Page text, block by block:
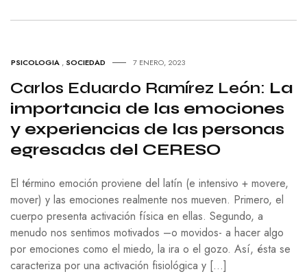
PSICOLOGIA , SOCIEDAD 7 ENERO, 2023
Carlos Eduardo Ramírez León: La
importancia de las emociones
y experiencias de las personas
egresadas del CERESO
El término emoción proviene del latín (e intensivo + movere,
mover) y las emociones realmente nos mueven. Primero, el
cuerpo presenta activación física en ellas. Segundo, a
menudo nos sentimos motivados –o movidos- a hacer algo
por emociones como el miedo, la ira o el gozo. Así, ésta se
caracteriza por una activación fisiológica y […]